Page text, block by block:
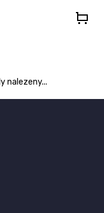
nalezeny...